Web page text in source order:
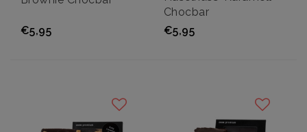
€5,95
Chocbar
€5,95